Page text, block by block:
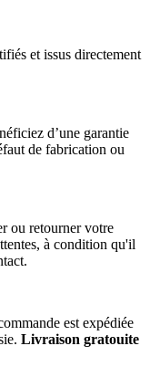
et issus directement
d’une garantie
de fabrication ou
ou retourner votre
à condition qu'il
est expédiée
Livraison gratouite